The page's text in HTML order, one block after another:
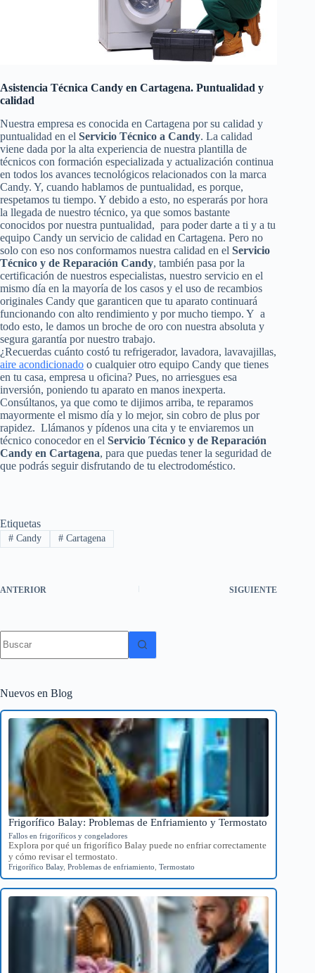
Asistencia Técnica Candy en Cartagena. Puntualidad y
calidad
Nuestra empresa es conocida en Cartagena por su calidad y
puntualidad en el Servicio Técnico a Candy. La calidad
viene dada por la alta experiencia de nuestra plantilla de
técnicos con formación especializada y actualización continua
en todos los avances tecnológicos relacionados con la marca
Candy. Y, cuando hablamos de puntualidad, es porque,
respetamos tu tiempo. Y debido a esto, no esperarás por hora
la llegada de nuestro técnico, ya que somos bastante
conocidos por nuestra puntualidad, para poder darte a ti y a tu
equipo Candy un servicio de calidad en Cartagena. Pero no
solo con eso nos conformamos nuestra calidad en el Servicio
Técnico y de Reparación Candy, también pasa por la
certificación de nuestros especialistas, nuestro servicio en el
mismo día en la mayoría de los casos y el uso de recambios
originales Candy que garanticen que tu aparato continuará
funcionando con alto rendimiento y por mucho tiempo. Y a
todo esto, le damos un broche de oro con nuestra absoluta y
segura garantía por nuestro trabajo.
¿Recuerdas cuánto costó tu refrigerador, lavadora, lavavajillas,
aire acondicionado o cualquier otro equipo Candy que tienes
en tu casa, empresa u oficina? Pues, no arriesgues esa
inversión, poniendo tu aparato en manos inexperta.
Consúltanos, ya que como te dijimos arriba, te reparamos
mayormente el mismo día y lo mejor, sin cobro de plus por
rapidez. Llámanos y pídenos una cita y te enviaremos un
técnico conocedor en el Servicio Técnico y de Reparación
Candy en Cartagena, para que puedas tener la seguridad de
que podrás seguir disfrutando de tu electrodoméstico.
Etiquetas
#Candy #Cartagena
ANTERIOR SIGUIENTE
resultados
Nuevos en Blog
Frigorífico Balay: Problemas de Enfriamiento y Termostato
Fallos en frigoríficos y congeladores
Explora por qué un frigorífico Balay puede no enfriar correctamente
y cómo revisar el termostato.
Frigorífico Balay, Problemas de enfriamiento Termostato